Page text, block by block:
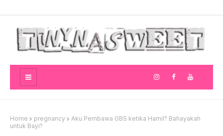
Home pregnancy
Aku Pembawa GBS ketika Hamil? Bahayakah
untuk Bayi?